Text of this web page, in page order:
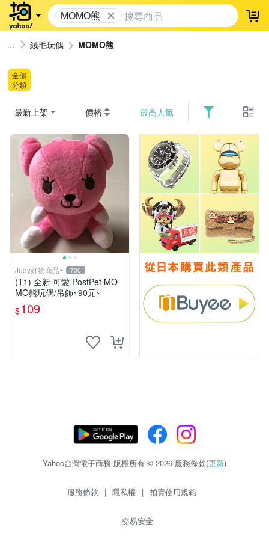
MOMO熊 登
絨毛玩偶 MOMO熊
全部
分類
最新上架 價格 最高人氣
Judy好物商品~ 700
(T1) 全新 可愛 PostPet MO
MO熊玩偶/吊飾~90元~
$109
Yahoo台灣電子商務 版權所有 © 2026 服務條款(更新)
服務條款 | 隱私權 | 拍賣使用規範
交易安全